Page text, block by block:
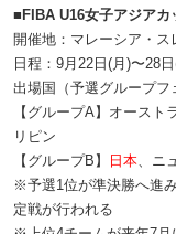
■FIBA U16女子アジアカ
開催地：マレーシア・ス
日程：9月22日(月)〜28
出場国（予選グループフ
【グループA】オース
リピン
【グループB】
日本、ニ
※予選1位が準決勝へ進
定戦が行われる